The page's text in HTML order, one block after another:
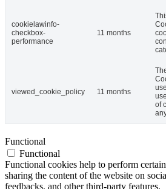
cookielawinfo-
checkbox-
performance
11 months
viewed_cookie_policy 11 months
of
Functional
Functional
Functional cookies help to perform
sharing the content of the website on
feedbacks, and other third-party features.